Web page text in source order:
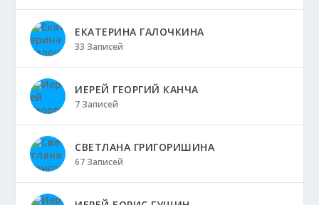
ЕКАТЕРИНА ГАЛОЧКИНА
33 Записей
ИЕРЕЙ ГЕОРГИЙ КАНЧА
7 Записей
СВЕТЛАНА ГРИГОРИШИНА
67 Записей